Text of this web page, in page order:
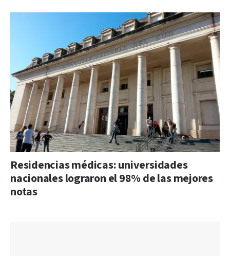
Residencias médicas: universidades
nacionales lograron el 98% de las mejores
notas